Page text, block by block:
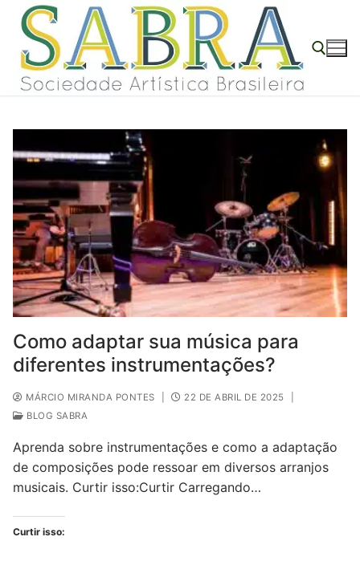
Pular
para
conteúdo
Como adaptar sua música para
diferentes instrumentações?
MÁRCIO MIRANDA PONTES 22 DE ABRIL DE 2025
BLOG SABRA
Aprenda sobre instrumentações e como a adaptação
de composições pode ressoar em diversos arranjos
musicais. Curtir isso:Curtir Carregando…
Curtir isso: